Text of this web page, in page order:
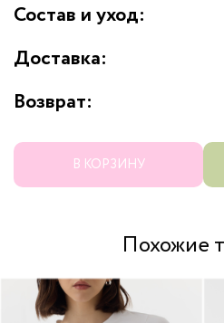
В КОРЗИНУ
Состав и уход:
Доставка:
Возврат:
Похожие